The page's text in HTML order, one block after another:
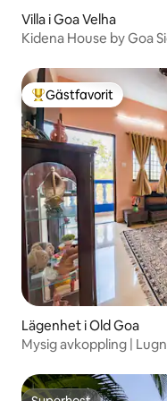
Villa i Goa Velha
Kidena House by Goa
Populär gästfavorit
Gästfavorit
Lägenhet i Old Goa
Mysig avkoppling |